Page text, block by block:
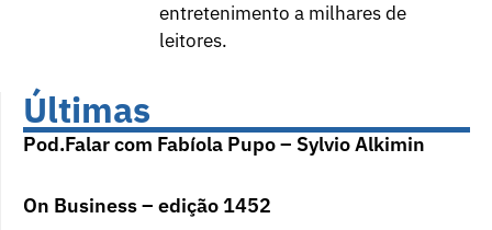
entretenimento a milhares de
leitores.
Últimas
Pod.Falar com Fabíola Pupo – Sylvio Alkimin
On Business – edição 1452